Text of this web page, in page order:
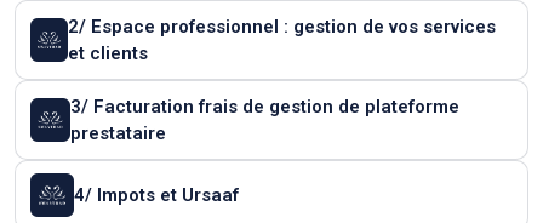
2/ Espace professionnel : gestion de vos services
et clients
3/ Facturation frais de gestion de plateforme
prestataire
4/ Impots et Ursaaf